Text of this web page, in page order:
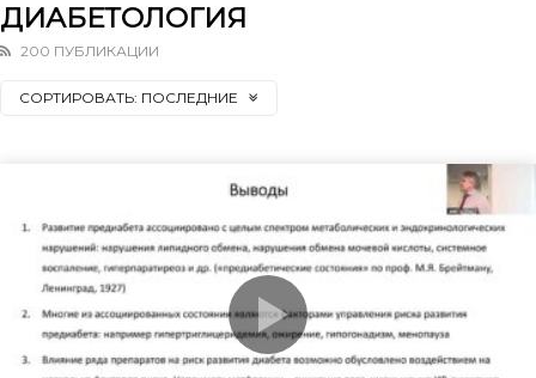
ДИАБЕТОЛОГИЯ
200 ПУБЛИКАЦИИ
СОРТИРОВАТЬ: ПОСЛЕДНИЕ